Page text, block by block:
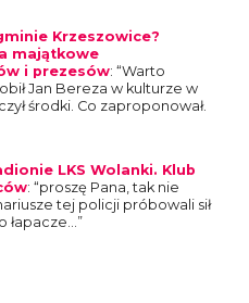
Krzeszowice?
majątkowe
i prezesów: “Warto
Jan Bereza w kulturze w
środki. Co zaproponował.
LKS Wolanki. Klub
: “proszę Pana, tak nie
tej policji próbowali sił
łapacze…”